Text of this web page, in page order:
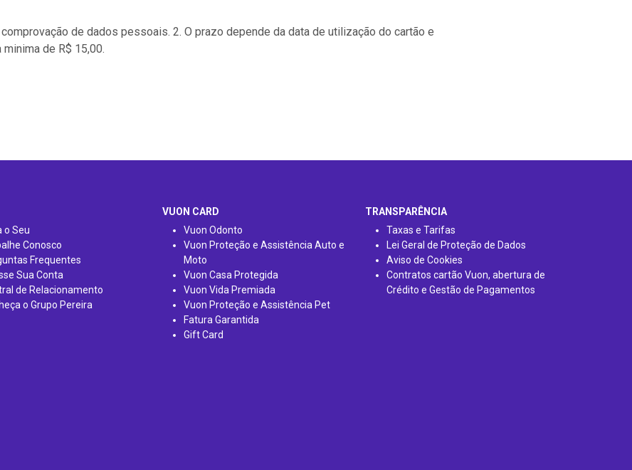
de dados pessoais. 2. O prazo depende da data de utilização do cartão e
de R$ 15,00.
o Seu
Conosco
Frequentes
Sua Conta
de Relacionamento
o Grupo Pereira
VUON CARD
Vuon Odonto
Vuon Proteção e Assistência Auto e
Moto
Vuon Casa Protegida
Vuon Vida Premiada
Vuon Proteção e Assistência Pet
Fatura Garantida
Gift Card
TRANSPARÊNCIA
Taxas e Tarifas
Lei Geral de Proteção de Dados
Aviso de Cookies
Contratos cartão Vuon, abertura de
Crédito e Gestão de Pagamentos